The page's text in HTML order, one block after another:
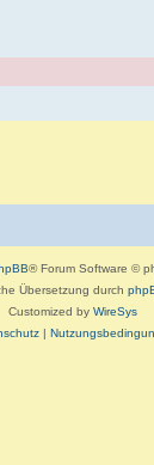
® Forum Software ©
Übersetzung durch
Customized by WireSys
|